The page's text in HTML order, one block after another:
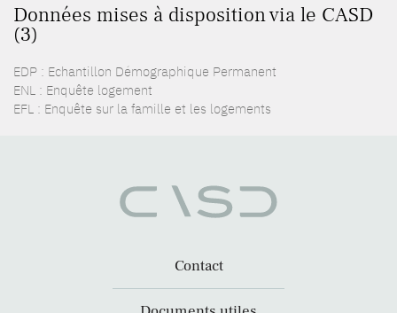
Données mises à disposition via le CASD
(3)
EDP : Echantillon Démographique Permanent
ENL : Enquête logement
EFL : Enquête sur la famille et les logements
Contact